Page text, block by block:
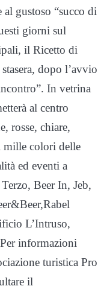
al gustoso “succo di
giorni sul
il Ricetto di
dopo l’avvio
In vetrina
al centro
rosse, chiare,
mille colori delle
ed eventi a
Beer In, Jeb,
L’Intruso,
informazioni
turistica Pro
il